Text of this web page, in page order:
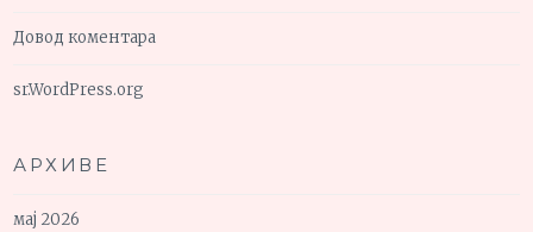
Довод коментара
sr.WordPress.org
АРХИВЕ
мај 2026